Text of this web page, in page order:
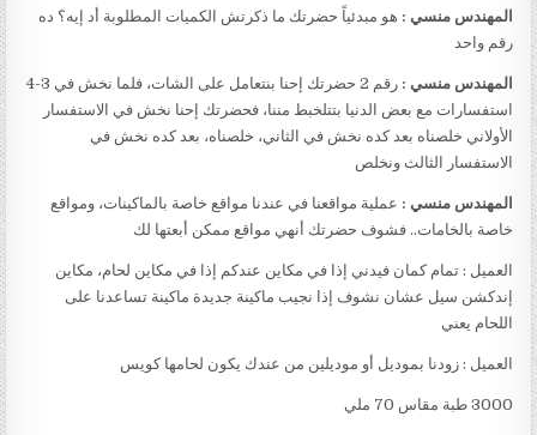
المهندس منسي : هو مبدئياً حضرتك ما ذكرتش الكميات المطلوبة أد إيه؟ ده
رقم واحد
المهندس منسي :
رقم 2 حضرتك إحنا بنتعامل على الشات، فلما نخش في 3-4
استفسارات مع بعض الدنيا بتتلخبط مننا، فحضرتك إحنا نخش في الاستفسار
الأولاني خلصناه بعد كده نخش في الثاني، خلصناه، بعد كده نخش في
الاستفسار الثالث ونخلص
المهندس منسي : عملية مواقعنا في عندنا مواقع خاصة بالماكينات، ومواقع
خاصة بالخامات.. فشوف حضرتك أنهي مواقع ممكن أبعتها لك
العميل : تمام كمان فيدني إذا في مكاين عندكم إذا في مكاين لحام، مكاين
إندكشن سيل عشان نشوف إذا نجيب ماكينة جديدة ماكينة تساعدنا على
اللحام يعني
العميل : زودنا بموديل أو موديلين من عندك يكون لحامها كويس
3000 طبة مقاس 70 ملي